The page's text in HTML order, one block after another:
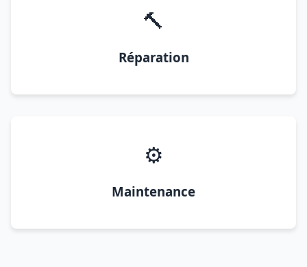
🔨
Réparation
⚙️
Maintenance